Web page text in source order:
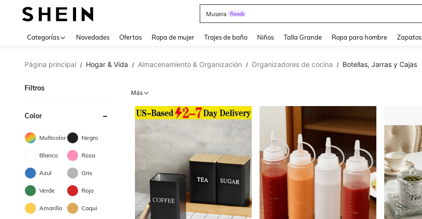
Musera
Categorías Novedades Ofertas Ropa de mujer Trajes de baño Niños Talla Grande Ropa para hombre Zapatos
Página principal / Hogar & Vida / Almacenamiento & Organización / Organizadores de cocina / Botellas, Jarras y Cajas
Filtros
Color
Multicolor Negro
Blanco Rosa
Azul Gris
Verde Rojo
Amarillo Caqui
Más